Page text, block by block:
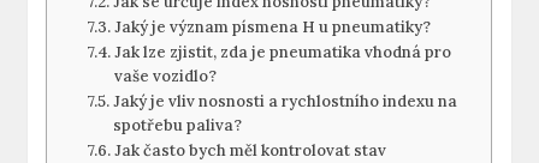
Jaký je význam písmena H u pneumatiky?
Jak lze zjistit, zda je pneumatika vhodná pro
vaše vozidlo?
Jaký je vliv nosnosti a rychlostního indexu na
spotřebu paliva?
Jak často bych měl kontrolovat stav